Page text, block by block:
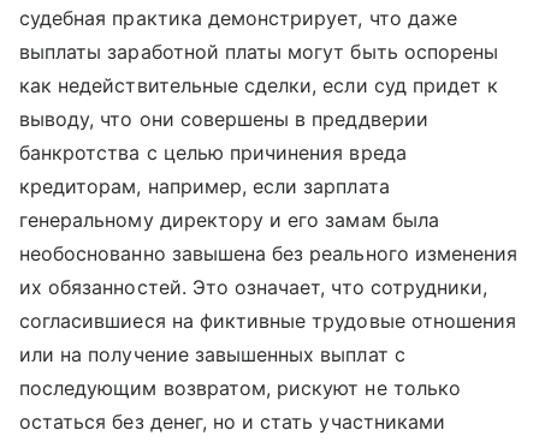
судебная практика демонстрирует, что даже
выплаты заработной платы могут быть оспорены
как недействительные сделки, если суд придет к
выводу, что они совершены в преддверии
банкротства с целью причинения вреда
кредиторам, например, если зарплата
генеральному директору и его замам была
необоснованно завышена без реального изменения
их обязанностей. Это означает, что сотрудники,
согласившиеся на фиктивные трудовые отношения
или на получение завышенных выплат с
последующим возвратом, рискуют не только
остаться без денег, но и стать участниками